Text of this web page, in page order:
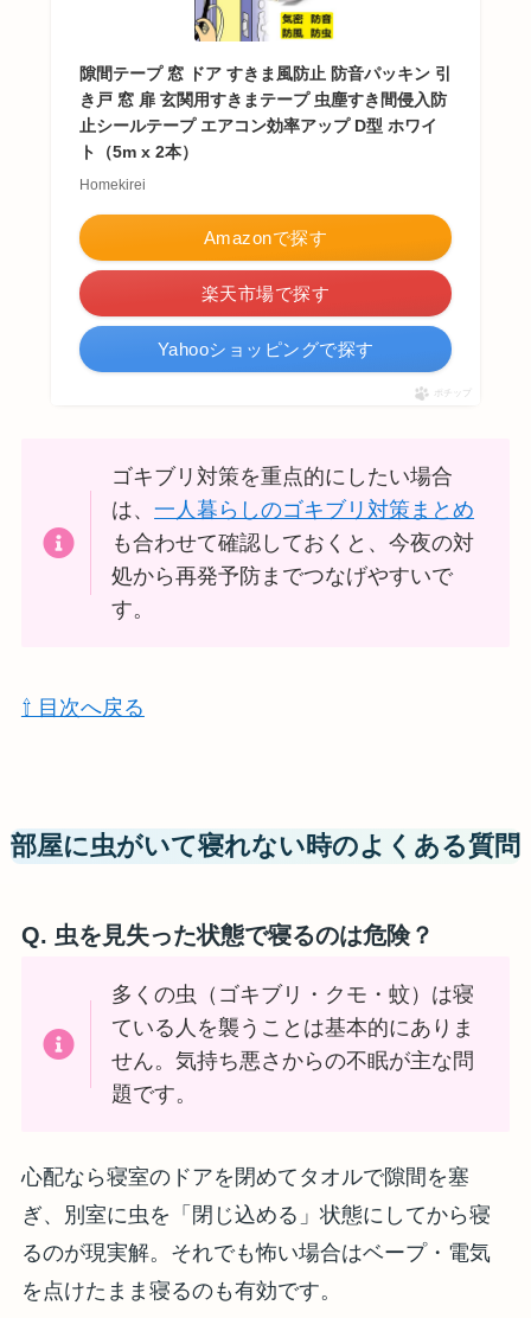
隙間テープ 窓 ドア すきま風防止 防音パッキン 引
き戸 窓 扉 玄関用すきまテープ 虫塵すき間侵入防
止シールテープ エアコン効率アップ D型 ホワイ
ト（5m x 2本）
Homekirei
Amazonで探す
楽天市場で探す
Yahooショッピングで探す
ポチップ
ゴキブリ対策を重点的にしたい場合
は、一人暮らしのゴキブリ対策まとめ
も合わせて確認しておくと、今夜の対
処から再発予防までつなげやすいで
す。
⇧ 目次へ戻る
部屋に虫がいて寝れない時のよくある質問
Q. 虫を見失った状態で寝るのは危険？
多くの虫（ゴキブリ・クモ・蚊）は寝
ている人を襲うことは基本的にありま
せん。気持ち悪さからの不眠が主な問
題です。
心配なら寝室のドアを閉めてタオルで隙間を塞
ぎ、別室に虫を「閉じ込める」状態にしてから寝
るのが現実解。それでも怖い場合はベープ・電気
を点けたまま寝るのも有効です。